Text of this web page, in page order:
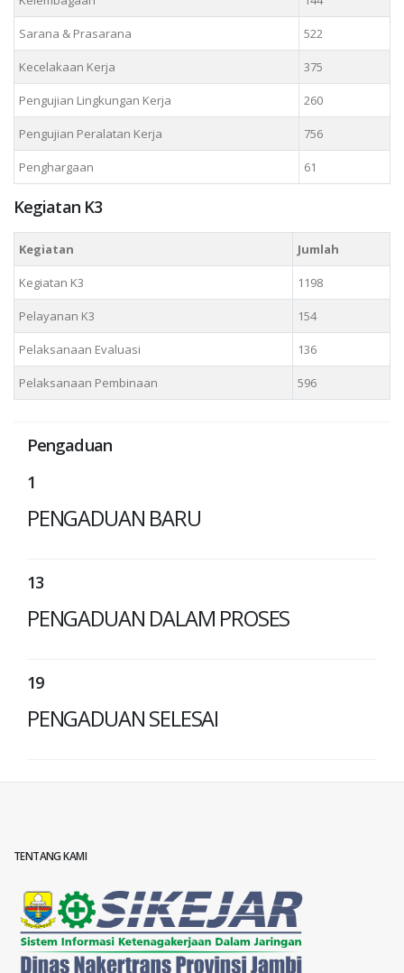
Sarana & Prasarana 522
Kecelakaan Kerja 375
Pengujian Lingkungan Kerja 260
Pengujian Peralatan Kerja 756
Penghargaan 61
Kegiatan K3
Kegiatan Jumlah
Kegiatan K3 1198
Pelayanan K3 154
Pelaksanaan Evaluasi 136
Pelaksanaan Pembinaan 596
Pengaduan
1
PENGADUAN BARU
13
PENGADUAN DALAM PROSES
19
PENGADUAN SELESAI
TENTANG KAMI